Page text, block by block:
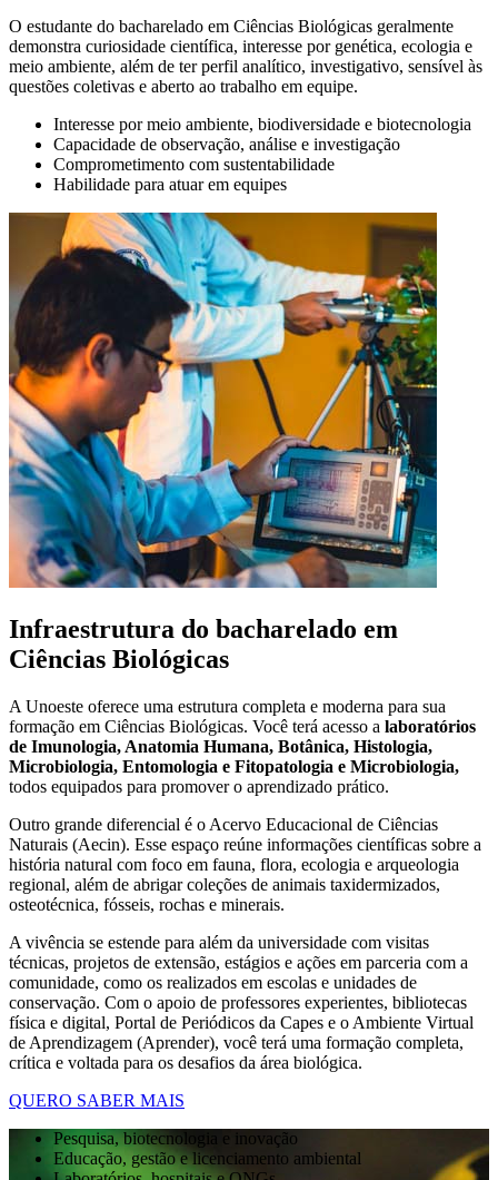
O estudante do bacharelado em Ciências Biológicas geralmente
demonstra curiosidade científica, interesse por genética, ecologia e
meio ambiente, além de ter perfil analítico, investigativo, sensível às
questões coletivas e aberto ao trabalho em equipe.
Interesse por meio ambiente, biodiversidade e biotecnologia
Capacidade de observação, análise e investigação
Comprometimento com sustentabilidade
Habilidade para atuar em equipes
Infraestrutura do bacharelado em
Ciências Biológicas
A Unoeste oferece uma estrutura completa e moderna para sua
formação em Ciências Biológicas. Você terá acesso a laboratórios
de Imunologia, Anatomia Humana, Botânica, Histologia,
Microbiologia, Entomologia e Fitopatologia e Microbiologia,
todos equipados para promover o aprendizado prático.
Outro grande diferencial é o Acervo Educacional de Ciências
Naturais (Aecin). Esse espaço reúne informações científicas sobre a
história natural com foco em fauna, flora, ecologia e arqueologia
regional, além de abrigar coleções de animais taxidermizados,
osteotécnica, fósseis, rochas e minerais.
A vivência se estende para além da universidade com visitas
técnicas, projetos de extensão, estágios e ações em parceria com a
comunidade, como os realizados em escolas e unidades de
conservação. Com o apoio de professores experientes, bibliotecas
física e digital, Portal de Periódicos da Capes e o Ambiente Virtual
de Aprendizagem (Aprender), você terá uma formação completa,
crítica e voltada para os desafios da área biológica.
QUERO SABER MAIS
Pesquisa, biotecnologia e inovação
Educação, gestão e licenciamento ambiental